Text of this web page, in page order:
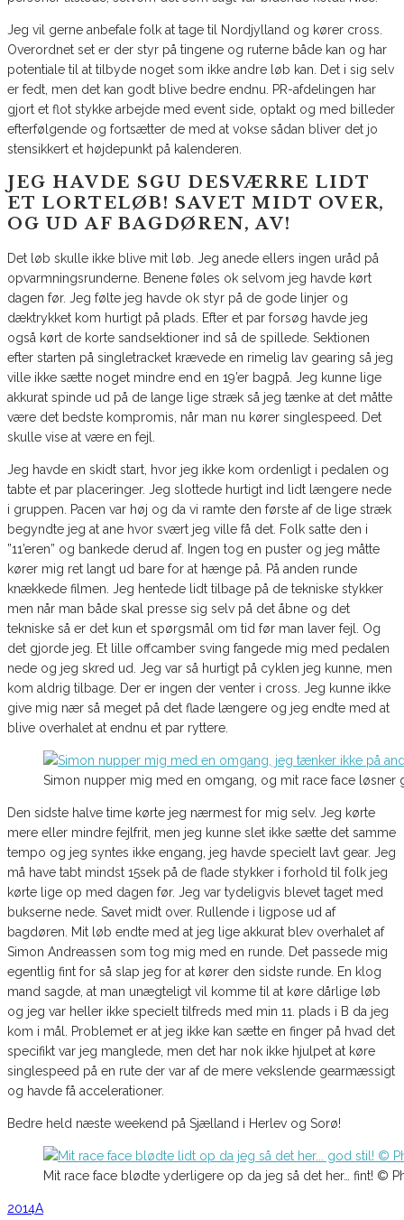
Jeg vil gerne anbefale folk at tage til Nordjylland og kører cross.
Overordnet set er der styr på tingene og ruterne både kan og har
potentiale til at tilbyde noget som ikke andre løb kan. Det i sig selv
er fedt, men det kan godt blive bedre endnu. PR-afdelingen har
gjort et flot stykke arbejde med event side, optakt og med billeder
efterfølgende og fortsætter de med at vokse sådan bliver det jo
stensikkert et højdepunkt på kalenderen.
JEG HAVDE SGU DESVÆRRE LIDT
ET LORTELØB! SAVET MIDT OVER,
OG UD AF BAGDØREN, AV!
Det løb skulle ikke blive mit løb. Jeg anede ellers ingen uråd på
opvarmningsrunderne. Benene føles ok selvom jeg havde kørt
dagen før. Jeg følte jeg havde ok styr på de gode linjer og
dæktrykket kom hurtigt på plads. Efter et par forsøg havde jeg
også kørt de korte sandsektioner ind så de spillede. Sektionen
efter starten på singletracket krævede en rimelig lav gearing så jeg
ville ikke sætte noget mindre end en 19’er bagpå. Jeg kunne lige
akkurat spinde ud på de lange lige stræk så jeg tænke at det måtte
være det bedste kompromis, når man nu kører singlespeed. Det
skulle vise at være en fejl.
Jeg havde en skidt start, hvor jeg ikke kom ordenligt i pedalen og
tabte et par placeringer. Jeg slottede hurtigt ind lidt længere nede
i gruppen. Pacen var høj og da vi ramte den første af de lige stræk
begyndte jeg at ane hvor svært jeg ville få det. Folk satte den i
”11’eren” og bankede derud af. Ingen tog en puster og jeg måtte
kører mig ret langt ud bare for at hænge på. På anden runde
knækkede filmen. Jeg hentede lidt tilbage på de tekniske stykker
men når man både skal presse sig selv på det åbne og det
tekniske så er det kun et spørgsmål om tid før man laver fejl. Og
det gjorde jeg. Et lille offcamber sving fangede mig med pedalen
nede og jeg skred ud. Jeg var så hurtigt på cyklen jeg kunne, men
kom aldrig tilbage. Der er ingen der venter i cross. Jeg kunne ikke
give mig nær så meget på det flade længere og jeg endte med at
blive overhalet at endnu et par ryttere.
Simon nupper mig med en omgang, og mit race face
Den sidste halve time kørte jeg nærmest for mig selv. Jeg kørte
mere eller mindre fejlfrit, men jeg kunne slet ikke sætte det samme
tempo og jeg syntes ikke engang, jeg havde specielt lavt gear. Jeg
må have tabt mindst 15sek på de flade stykker i forhold til folk jeg
kørte lige op med dagen før. Jeg var tydeligvis blevet taget med
bukserne nede. Savet midt over. Rullende i ligpose ud af
bagdøren. Mit løb endte med at jeg lige akkurat blev overhalet af
Simon Andreassen som tog mig med en runde. Det passede mig
egentlig fint for så slap jeg for at kører den sidste runde. En klog
mand sagde, at man unægteligt vil komme til at køre dårlige løb
og jeg var heller ikke specielt tilfreds med min 11. plads i B da jeg
kom i mål. Problemet er at jeg ikke kan sætte en finger på hvad det
specifikt var jeg manglede, men det har nok ikke hjulpet at køre
singlespeed på en rute der var af de mere vekslende gearmæssigt
og havde få accelerationer.
Bedre held næste weekend på Sjælland i Herlev og Sorø!
Mit race face blødte yderligere op da jeg så det her… fint! ©
2014A